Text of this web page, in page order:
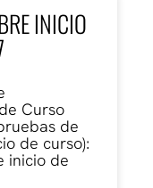
INICIO
Curso
de
de curso):
inicio de